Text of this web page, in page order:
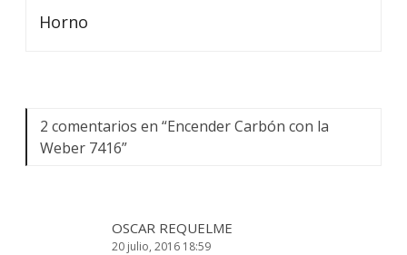
Horno
2 comentarios en “Encender Carbón con la
Weber 7416”
OSCAR REQUELME
20 julio, 2016 18:59